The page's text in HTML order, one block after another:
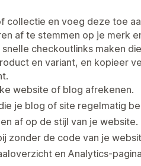
collectie en voeg deze toe
af te stemmen op je merk
checkoutlinks maken
en variant, en kopieer
website of blog afrekenen.
je blog of site regelmatig
af op de stijl van je website.
zonder de code van je
en Analytics-